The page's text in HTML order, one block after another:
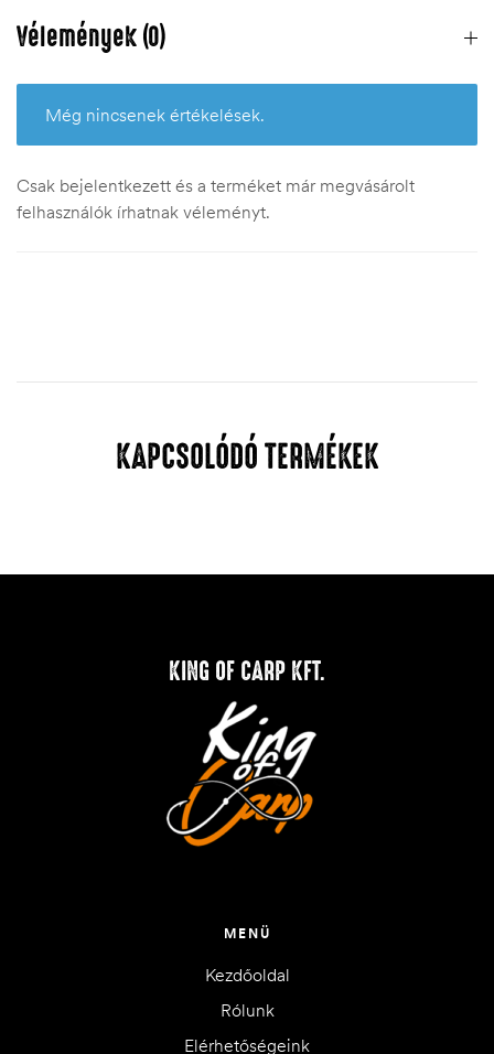
Vélemények (0)
Még nincsenek értékelések.
Csak bejelentkezett és a terméket már megvásárolt
felhasználók írhatnak véleményt.
KAPCSOLÓDÓ TERMÉKEK
KING OF CARP KFT.
MENÜ
Kezdőoldal
Rólunk
Elérhetőségeink